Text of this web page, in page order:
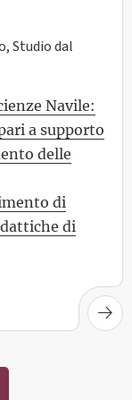
Studio dal
Navile:
a supporto
delle
di
di